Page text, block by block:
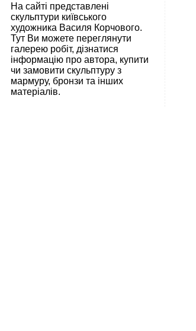
На сайті представлені
скульптури київського
художника Василя Корчового.
Тут Ви можете переглянути
галерею робіт, дізнатися
інформацію про автора, купити
чи замовити скульптуру з
мармуру, бронзи та інших
матеріалів.